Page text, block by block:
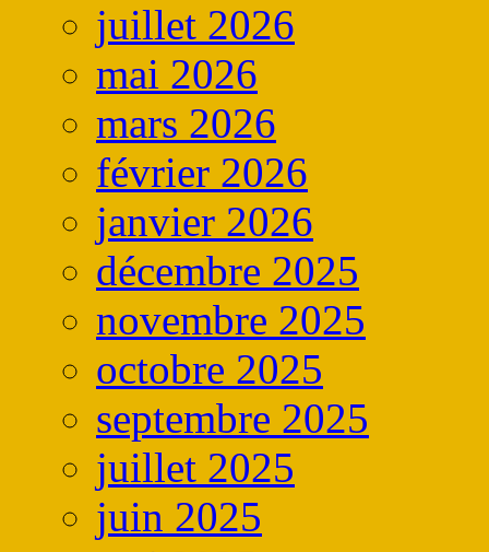
juillet 2026
mai 2026
mars 2026
février 2026
janvier 2026
décembre 2025
novembre 2025
octobre 2025
septembre 2025
juillet 2025
juin 2025